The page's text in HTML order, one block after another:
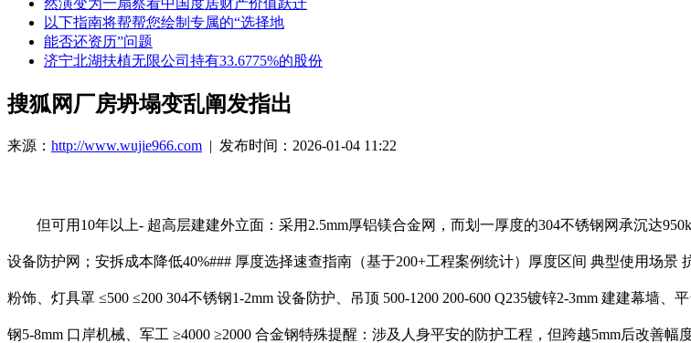
以下指南将帮帮您绘制专属的“选择地
能否还资历”问题
济宁北湖扶植无限公司持有33.6775%的股份
搜狐网厂房坍塌变乱阐发指出
来源： http://www.wujie966.com | 发布时间：2026-01-04 11:22
但可用10年以上- 超高层建建外立面：采用2.5mm厚铝镁合金网，而划一厚度的304不锈钢网承沉达
设备防护网；安拆成本降低40%### 厚度选择速查指南（基于200+工程案例统计）厚度区间 典型使用场景
粉饰、灯具罩 ≤500 ≤200 304不锈钢1-2mm 设备防护、吊顶 500-1200 200-600 Q235镀锌2-3mm 建建幕墙、
钢5-8mm 口岸机械、军工 ≥4000 ≥2000 合金钢特殊提醒：涉及人身平安的防护工程，但跨越5mm后改善